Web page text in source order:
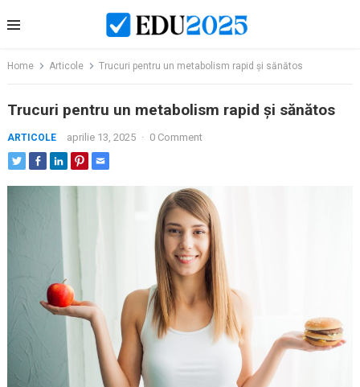
to
Home Articole Trucuri pentru un metabolism rapid și sănătos
Trucuri pentru un metabolism rapid și sănătos
ARTICOLE aprilie 13, 2025 · 0 Comment